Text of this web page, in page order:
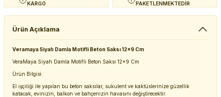
KARGO
PAKETLENMEKTEDİR
Ürün Açıklama
Veramaya Siyah Damla Motifli Beton Saksı 12x9 Cm
VeraMaya Siyah Damla Motifli Beton Saksı 12x9 Cm
Ürün Bilgisi:
El işçiliği ile yapılan bu beton saksılar, sukulent ve kaktüslerinize güzellik
katacak, evinizin, balkon ve bahçenizin havasını değiştirecektir.